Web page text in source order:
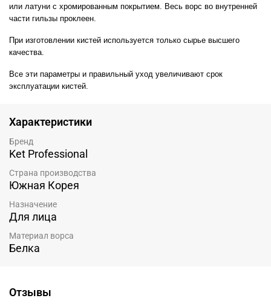
или латуни с хромированным покрытием. Весь ворс во внутренней
части гильзы проклеен.
При изготовлении кистей используется только сырье высшего
качества.
Все эти параметры и правильный уход увеличивают срок
эксплуатации кистей.
Характеристики
Бренд
Ket Professional
Страна производства
Южная Корея
Назначение
Для лица
Материал ворса
Белка
Отзывы